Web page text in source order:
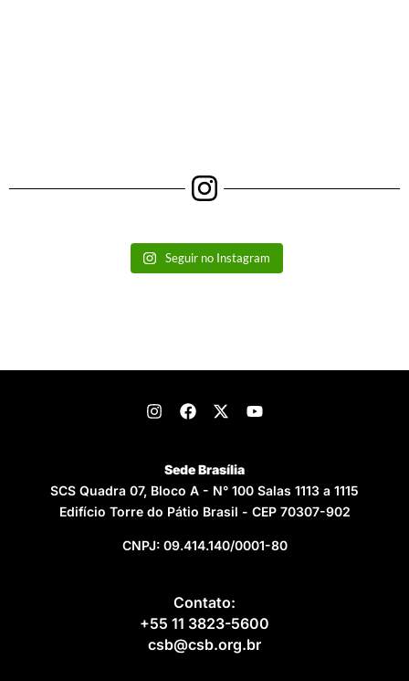
Seguir no Instagram
Sede Brasília
SCS Quadra 07, Bloco A - N° 100 Salas 1113 a 1115
Edifício Torre do Pátio Brasil - CEP 70307-902
CNPJ: 09.414.140/0001-80
Contato:
+55 11 3823-5600
csb@csb.org.br